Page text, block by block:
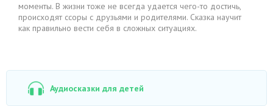
моменты. В жизни тоже не всегда удается чего-то достичь,
происходят ссоры с друзьями и родителями. Сказка научит
как правильно вести себя в сложных ситуациях.
Аудиосказки для детей